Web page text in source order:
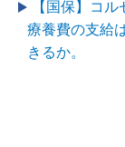
【国保】コ
療養費の支給
きるか。